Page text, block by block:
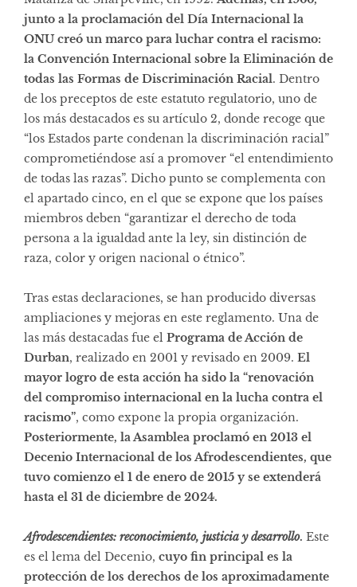
junto a la proclamación del Día Internacional la
ONU creó un marco para luchar contra el racismo:
la Convención Internacional sobre la Eliminación de
todas las Formas de Discriminación Racial. Dentro
de los preceptos de este estatuto regulatorio, uno de
los más destacados es su artículo 2, donde recoge que
“los Estados parte condenan la discriminación racial”
comprometiéndose así a promover “el entendimiento
de todas las razas”. Dicho punto se complementa con
el apartado cinco, en el que se expone que los países
miembros deben “garantizar el derecho de toda
persona a la igualdad ante la ley, sin distinción de
raza, color y origen nacional o étnico”.
Tras estas declaraciones, se han producido diversas
ampliaciones y mejoras en este reglamento. Una de
las más destacadas fue el Programa de Acción de
Durban, realizado en 2001 y revisado en 2009. El
mayor logro de esta acción ha sido la “renovación
del compromiso internacional en la lucha contra el
racismo”, como expone la propia organización.
Posteriormente, la Asamblea proclamó en 2013 el
Decenio Internacional de los Afrodescendientes, que
tuvo comienzo el 1 de enero de 2015 y se extenderá
hasta el 31 de diciembre de 2024.
Afrodescendientes: reconocimiento, justicia y desarrollo. Este
es el lema del Decenio, cuyo fin principal es la
protección de los derechos de los aproximadamente